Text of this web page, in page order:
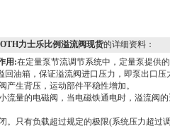
力士乐比例溢流阀现货的详细资料：
用:在定量泵节流调节系统中，定量泵提供
油箱，保证溢流阀进口压力，即泵出口压
产生背压，运动部件平稳性增加。
流量的电磁阀，当电磁铁通电时，溢流阀
。只有负载超过规定的极限(系统压力超过